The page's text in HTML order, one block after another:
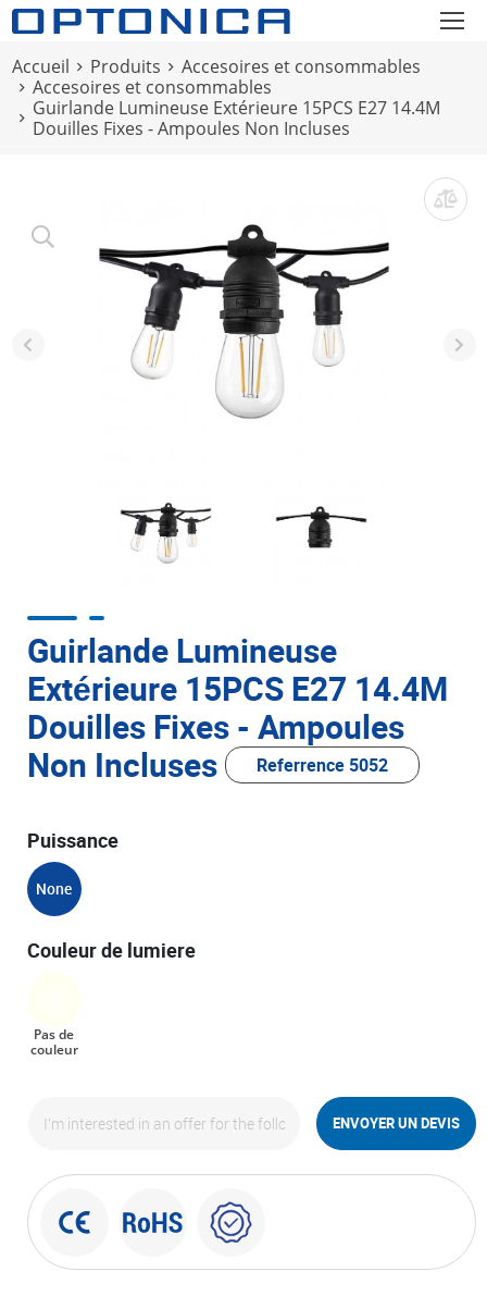
Accueil Produits
Accesoires et consommables
Accesoires et consommables
Guirlande Lumineuse Extérieure 15PCS E27 14.4M
Douilles Fixes - Ampoules Non Incluses
Guirlande Lumineuse
Extérieure 15PCS E27 14.4M
Douilles Fixes - Ampoules
Non Incluses
Referrence 5052
Puissance
None
Couleur de lumiere
Pas de
couleur
ENVOYER UN DEVIS